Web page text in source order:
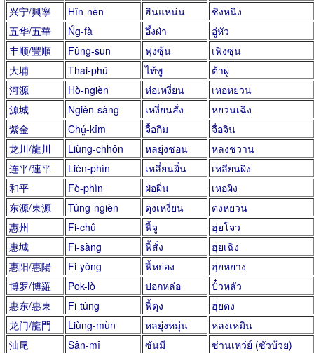
兴宁/興寧
Hîn-nèn ฮินแหน่น
ซิงหนิง
五华/五華
Ńg-fà อึ้งฝ่า
อู่หัว
丰顺/豐順
Fûng-sun ฟุงซุ้น
เฟิงซุ่น
大埔
Thai-phû ไท้พู
ต้าผู่
河源
Hò-ngièn ห่อเหงี่ยน
เหอหยวน
源城
Ngièn-sàng เหงี่ยนสั่ง
หยวนเฉิง
紫金
Chṳ́-kîm จื้อกิม
จื่อจิน
龙川/龍川
Liùng-chhôn หลยุ่งชอน
หลงชวาน
连平/連平
Lièn-phìn เหลี่ยนผิ่น
เหลียนผิง
和平
Fò-phìn ฝ่อผิ่น
เหอผิง
东源/東源
Tûng-ngièn ตุงเหงี่ยน
ตงหยวน
惠州
Fi-chû ฟี้จู
ฮุ่ยโจว
惠城
Fi-sàng ฟี้สั่ง
ฮุ่ยเฉิง
惠阳/惠陽
Fi-yòng ฟี้หย่อง
ฮุ่ยหยาง
博罗/博羅
Pok-lò ปอกหล่อ
ปั๋วหลัว
惠东/惠東
Fi-tûng ฟี้ตุง
ฮุ่ยตง
龙门/龍門
Liùng-mùn หลยุ่งหมุ่น
หลงเหมิน
汕尾
Sân-mî ซันมี ซ่านเหว่ย์ (ซัวบ้วย)